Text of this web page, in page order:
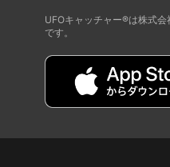
UFOキャッチャー®は株式
です。